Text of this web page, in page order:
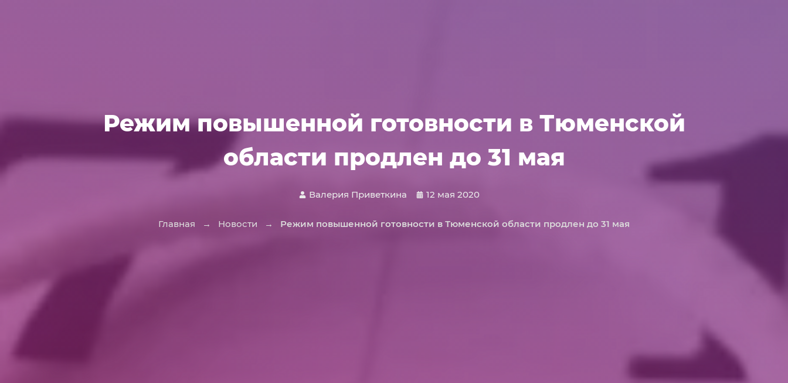
Режим повышенной готовности в Тюменской
области продлен до 31 мая
Валерия Приветкина 12 мая 2020
Главная → Новости → Режим повышенной готовности в Тюменской области продлен до 31 мая